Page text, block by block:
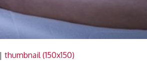
| thumbnail (150x150)